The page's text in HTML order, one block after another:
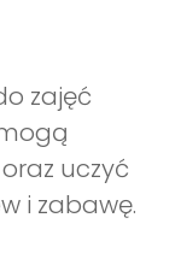
zajęć
uczyć
i zabawę.